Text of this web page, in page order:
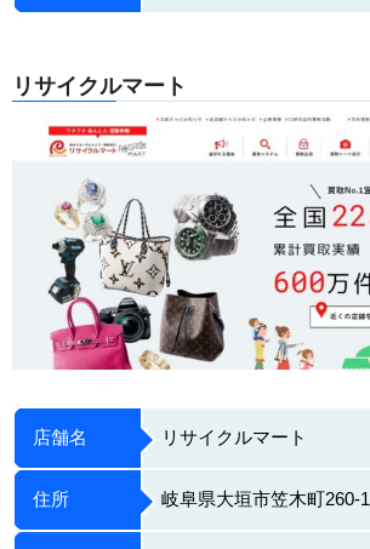
リサイクルマート
店舗名 リサイクルマート
住所 岐阜県大垣市笠木町260-1